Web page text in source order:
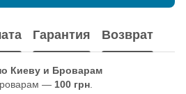
Гарантия Возврат
Киеву и Броварам
— 100 грн